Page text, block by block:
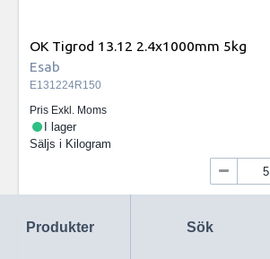
Produkter Sök
OK Tigrod 13.12 2.4x1000mm 5kg
Esab
E131224R150
Pris Exkl. Moms
I lager
Säljs i Kilogram